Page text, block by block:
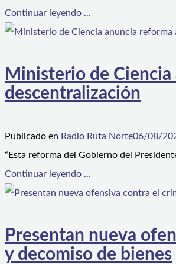
Continuar leyendo ...
Ministerio de Ciencia
descentralización
Publicado en Radio Ruta Norte06/08/
“Esta reforma del Gobierno del
Continuar leyendo ...
Presentan nueva
y decomiso de bienes